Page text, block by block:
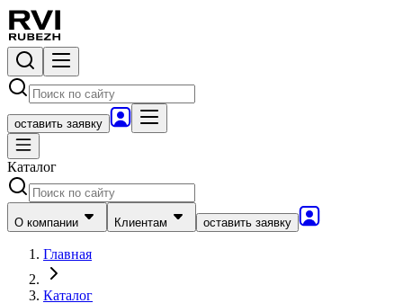
оставить заявку
Каталог
О компании Клиентам оставить заявку
Главная
Каталог